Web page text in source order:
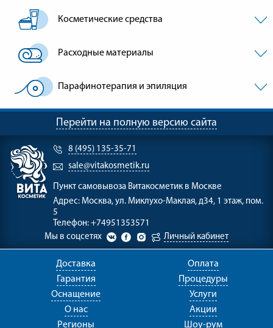
Косметические средства
Расходные материалы
Парафинотерапия и эпиляция
Перейти на полную версию сайта
8 (495) 135-35-71
sale@vitakosmetik.ru
Пункт самовывоза Витакосметик в Москве
Адрес: Москва, ул. Миклухо-Маклая, д34, 1 этаж, пом.
5
Телефон: +74951353571
Мы в соцсетях
Личный кабинет
Доставка
Оплата
Гарантия
Процедуры
Оснащение
Услуги
О нас
Акции
Регионы
Шоу-рум